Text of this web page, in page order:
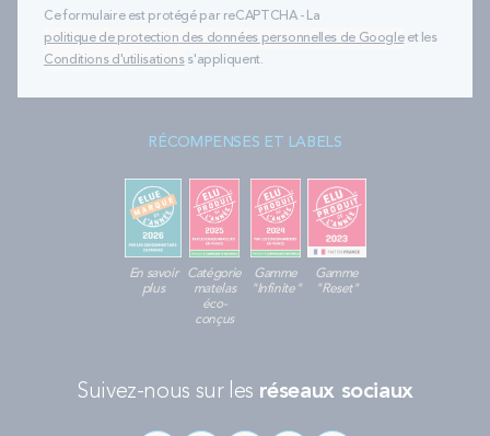
Ce formulaire est protégé par reCAPTCHA - La
politique de protection des données personnelles de Googleet les
Conditions d'utilisationss'appliquent.
RÉCOMPENSES ET LABELS
En savoir
plus
Catégorie
matelas
éco-
conçus
Gamme
"Infinite"
Gamme
"Reset"
Suivez-nous sur les réseaux sociaux